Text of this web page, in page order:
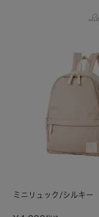
ミニリュック/シルキー